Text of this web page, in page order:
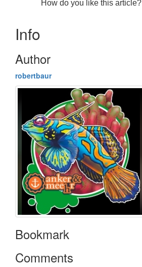
How do you like this article?
Info
Author
robertbaur
Bookmark
Comments